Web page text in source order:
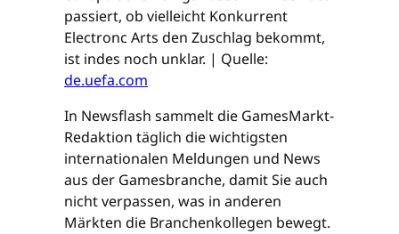
passiert, ob vielleicht Konkurrent
Electronc Arts den Zuschlag bekommt,
ist indes noch unklar. | Quelle:
de.uefa.com
In Newsflash sammelt die GamesMarkt-
Redaktion täglich die wichtigsten
internationalen Meldungen und News
aus der Gamesbranche, damit Sie auch
nicht verpassen, was in anderen
Märkten die Branchenkollegen bewegt.